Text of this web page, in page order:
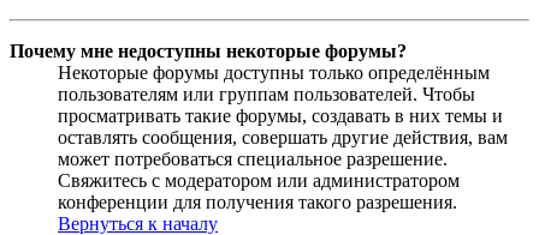
Почему мне недоступны некоторые форумы?
Некоторые форумы доступны только определённым
пользователям или группам пользователей. Чтобы
просматривать такие форумы, создавать в них темы и
оставлять сообщения, совершать другие действия, вам
может потребоваться специальное разрешение.
Свяжитесь с модератором или администратором
конференции для получения такого разрешения.
Вернуться к началу